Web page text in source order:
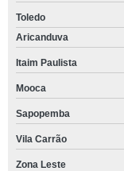
Toledo
Aricanduva
Itaim Paulista
Mooca
Sapopemba
Vila Carrão
Zona Leste